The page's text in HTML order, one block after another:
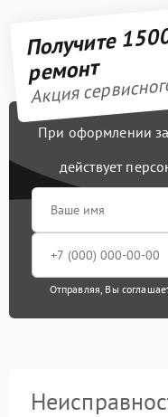
Получите
ремонт
Акция
При оформлении
действует
Отправляя, Вы